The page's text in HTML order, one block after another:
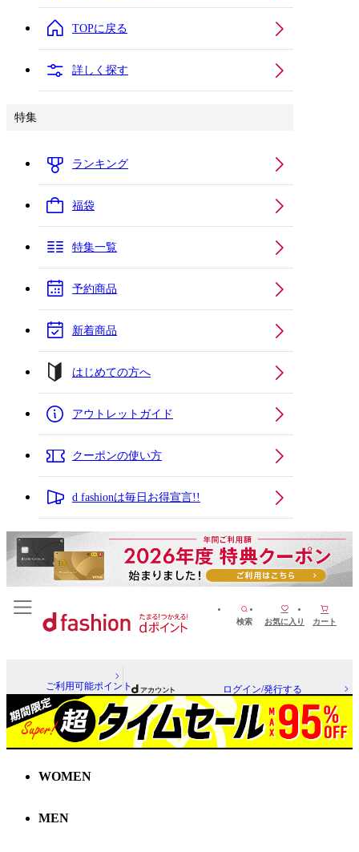
TOPに戻る
詳しく探す
特集
ランキング
福袋
特集一覧
予約商品
新着商品
はじめての方へ
アウトレットガイド
クーポンの使い方
d fashionは毎日お得宣言!!
検索 お気に入り カート
ご利用可能ポイント ログイン/発行する
WOMEN
MEN